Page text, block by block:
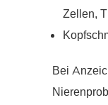
Zellen,
Bei